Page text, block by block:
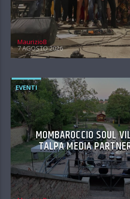
MaurizioB
7 AGOSTO 2026
EVENTI
MOMBAROCCIO SOUL
TALPA MEDIA